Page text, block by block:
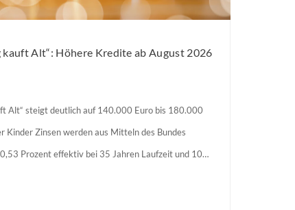
kauft Alt“: Höhere Kredite ab August 2026
Alt“ steigt deutlich auf 140.000 Euro bis 180.000
Kinder Zinsen werden aus Mitteln des Bundes
Prozent effektiv bei 35 Jahren Laufzeit und 10